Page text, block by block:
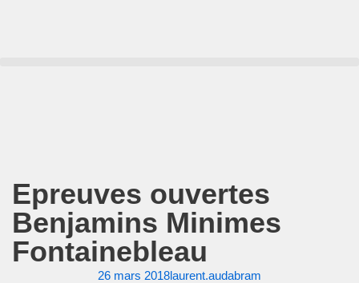
Epreuves ouvertes
Benjamins Minimes
Fontainebleau
26 mars 2018laurent.audabram